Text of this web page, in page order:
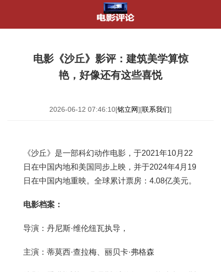
电影《沙丘》影评：建筑美学算惊
艳，好像还有这些喜悦
2026-06-12 07:46:10[铭立网][联系我们]
《沙丘》是一部科幻动作电影，于2021年10月22
日在中国内地和美国同步上映，并于2024年4月19
日在中国内地重映。全球累计票房：4.08亿美元。
电影档案：
导演：丹尼斯·维伦纽瓦执导，
主演：蒂莫西·查拉梅、丽贝卡·弗格森